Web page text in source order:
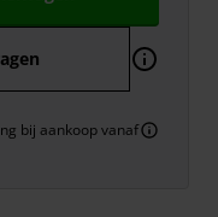
bij aankoop vanaf